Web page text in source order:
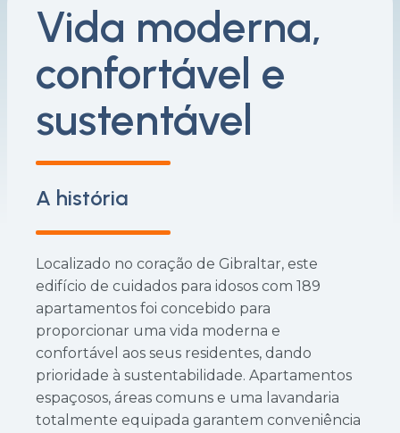
Vida moderna,
confortável e
sustentável
A história
Localizado no coração de Gibraltar, este
edifício de cuidados para idosos com 189
apartamentos foi concebido para
proporcionar uma vida moderna e
confortável aos seus residentes, dando
prioridade à sustentabilidade. Apartamentos
espaçosos, áreas comuns e uma lavandaria
totalmente equipada garantem conveniência